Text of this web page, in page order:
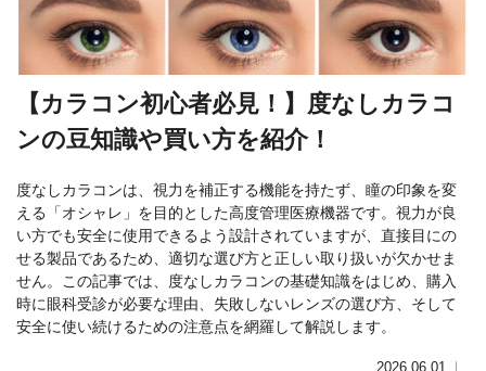
【カラコン初心者必見！】度なしカラコ
ンの豆知識や買い方を紹介！
度なしカラコンは、視力を補正する機能を持たず、瞳の印象を変
える「オシャレ」を目的とした高度管理医療機器です。視力が良
い方でも安全に使用できるよう設計されていますが、直接目にの
せる製品であるため、適切な選び方と正しい取り扱いが欠かせま
せん。この記事では、度なしカラコンの基礎知識をはじめ、購入
時に眼科受診が必要な理由、失敗しないレンズの選び方、そして
安全に使い続けるための注意点を網羅して解説します。
2026.06.01 ｜